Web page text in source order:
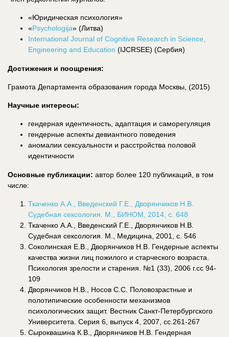
«Юридическая психология»
«Psychologija» (Литва)
International Journal of Cognitive Research in Science,
Engineering and Education (IJCRSEE) (Сербия)
Достижения и поощрения:
Грамота Департамента образования города Москвы, (2015)
Научные интересы:
гендерная идентичность, адаптация и саморегуляция
гендерные аспекты девиантного поведения
аномалии сексуальности и расстройства половой
идентичности
Основные публикации: автор более 120 публикаций, в том
числе:
Ткаченко А.А., Введенский Г.Е., Дворянчиков Н.В.
Судебная сексология. М., БИНОМ, 2014, с. 648
Ткаченко А.А., Введенский Г.Е., Дворянчиков Н.В.
Судебная сексология. М., Медицина, 2001, с. 546
Соколинская Е.В., Дворянчиков Н.В. Гендерные аспекты
качества жизни лиц пожилого и старческого возраста.
Психология зрелости и старения. №1 (33), 2006 г.сс 94-
109
Дворянчиков Н.В., Носов С.С. Половозрастные и
полотипические особенности механизмов
психологических защит. Вестник Санкт-Петербургского
Университета. Серия 6, выпуск 4, 2007, сс.261-267
Сыроквашина К.В., Дворянчиков Н.В. Гендерная